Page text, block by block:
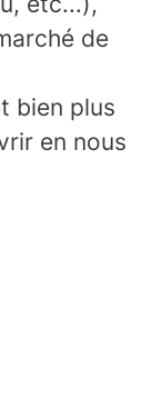
de
bien plus
en nous